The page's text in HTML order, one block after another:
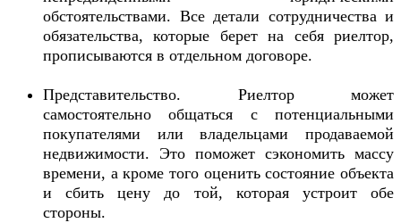
обстоятельствами. Все детали сотрудничества и
обязательства, которые берет на себя риелтор,
прописываются в отдельном договоре.
Представительство. Риелтор может
самостоятельно общаться с потенциальными
покупателями или владельцами продаваемой
недвижимости. Это поможет сэкономить массу
времени, а кроме того оценить состояние объекта
и сбить цену до той, которая устроит обе
стороны.